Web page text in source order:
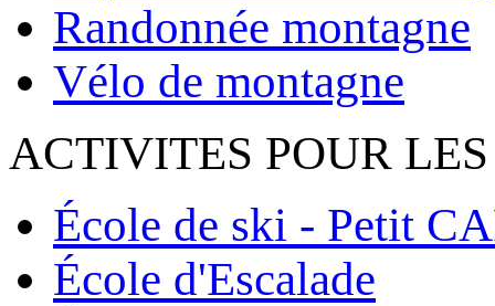
Randonnée montagne
Vélo de montagne
ACTIVITES POUR
École de ski - Petit
École d'Escalade